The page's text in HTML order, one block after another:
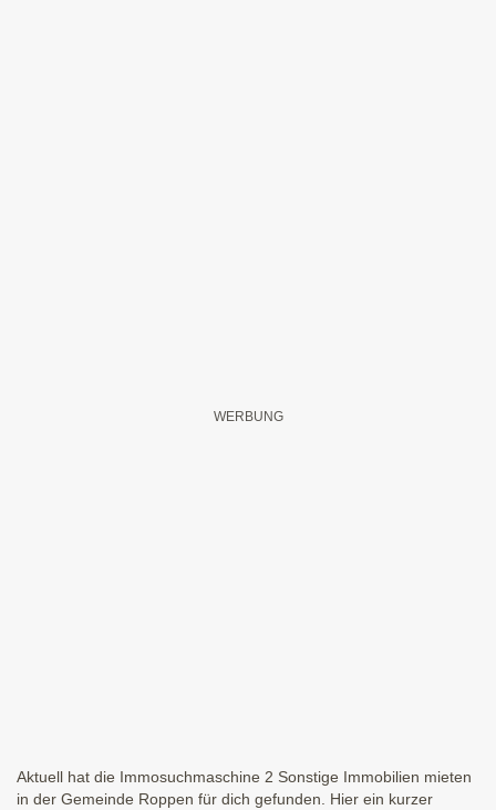
Aktuell hat die Immosuchmaschine 2 Sonstige Immobilien mieten
in der Gemeinde Roppen für dich gefunden. Hier ein kurzer